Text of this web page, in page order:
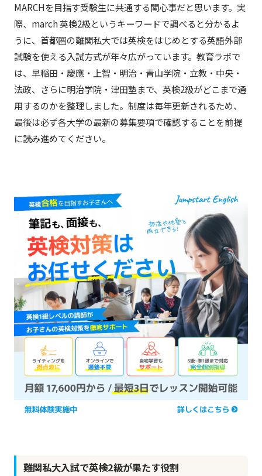
MARCHを目指す受験生に共通する関心事だと思います。実
際、march 英検2級というキーワードで調べると分かるよ
うに、首都圏の難関私大では英検をはじめとする英語外部
試験を使える入試方式が年々広がっています。教育ラボで
は、早稲田・慶應・上智・明治・青山学院・立教・中央・
法政、さらに明治学院・津田塾まで、英検2級がどこまで通
用するのかを整理しました。制度は毎年更新されるため、
最後は必ず各大学の最新の募集要項で確認することを前提
に読み進めてください。
難関私大入試で英検2級が果たす役割